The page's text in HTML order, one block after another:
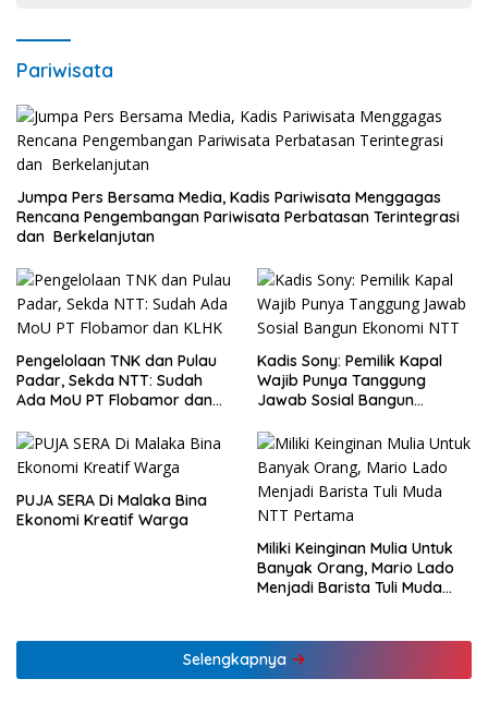
Pariwisata
Jumpa Pers Bersama Media, Kadis Pariwisata Menggagas
Rencana Pengembangan Pariwisata Perbatasan Terintegrasi
dan Berkelanjutan
Pengelolaan TNK dan Pulau
Padar, Sekda NTT: Sudah
Ada MoU PT Flobamor dan
Kadis Sony: Pemilik Kapal
Wajib Punya Tanggung
Jawab Sosial Bangun
PUJA SERA Di Malaka Bina
Ekonomi Kreatif Warga
Miliki Keinginan Mulia Untuk
Banyak Orang, Mario Lado
Menjadi Barista Tuli Muda
Selengkapnya